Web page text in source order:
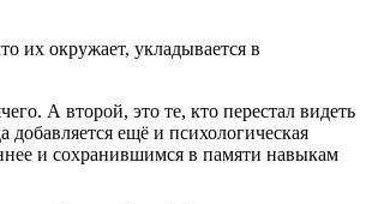
их окружает, укладывается в
А второй, это те, кто перестал видеть
ещё и психологическая
и сохранившимся в памяти навыкам